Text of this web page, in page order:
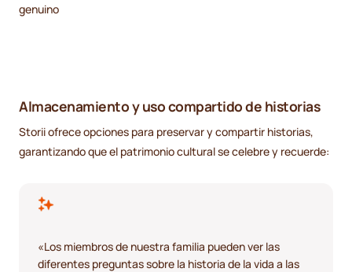
genuino
Almacenamiento y uso compartido de historias
Storii ofrece opciones para preservar y compartir historias,
garantizando que el patrimonio cultural se celebre y recuerde:
«Los miembros de nuestra familia pueden ver las
diferentes preguntas sobre la historia de la vida a las